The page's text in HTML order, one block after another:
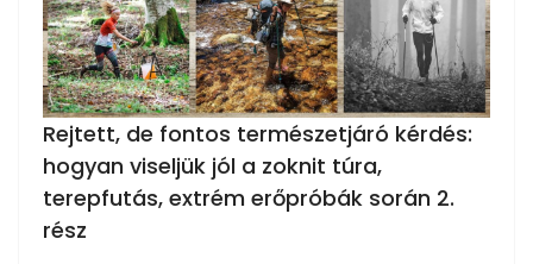
Rejtett, de fontos természetjáró kérdés:
hogyan viseljük jól a zoknit túra,
terepfutás, extrém erőpróbák során 2.
rész